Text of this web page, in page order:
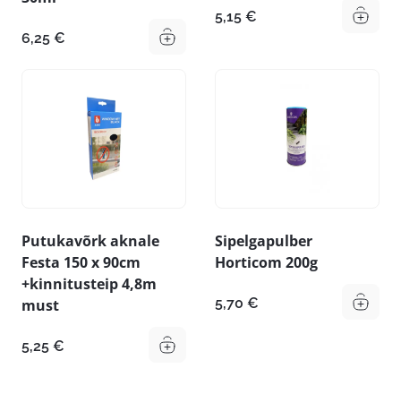
6,25 €
5,15 €
Putukavõrk aknale
Festa 150 x 90cm
+kinnitusteip 4,8m
must
5,25 €
Sipelgapulber
Horticom 200g
5,70 €